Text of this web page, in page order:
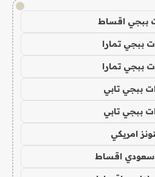
!
ببجي اقساط
ببجي تمارا
ببجي تمارا
ببجي تابي
ببجي تابي
امريكي
سعودي اقساط